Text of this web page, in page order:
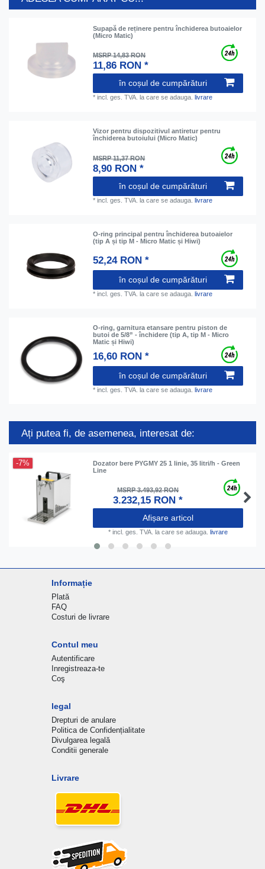
Supapă de reținere pentru închiderea butoaielor
(Micro Matic)
MSRP 14,83 RON
11,86 RON *
în coșul de cumpărături
*incl. ges. TVA. la care se adauga. livrare
Vizor pentru dispozitivul antiretur pentru
închiderea butoiului (Micro Matic)
MSRP 11,37 RON
8,90 RON *
în coșul de cumpărături
*incl. ges. TVA. la care se adauga.livrare
O-ring principal pentru închiderea butoaielor
(tip A și tip M - Micro Matic și Hiwi)
52,24 RON *
în coșul de cumpărături
*incl. ges. TVA. la care se adauga.livrare
O-ring, garnitura etansare pentru piston de
butoi de 5/8” - închidere (tip A, tip M - Micro
Matic și Hiwi)
16,60 RON *
în coșul de cumpărături
*incl. ges. TVA. la care se adauga.livrare
Ați putea fi, de asemenea, interesat de:
-7%
Dozator bere PYGMY 25 1 linie, 35 litri/h - Green
Line
MSRP 3.493,92 RON
3.232,15 RON *
Afișare articol
* incl. ges. TVA. la care se adauga. livrare
Informație
Plată
FAQ
Costuri de livrare
Contul meu
Autentificare
Inregistreaza-te
Coş
legal
Drepturi de anulare
Politica de Confidențialitate
Divulgarea legală
Conditii generale
Livrare